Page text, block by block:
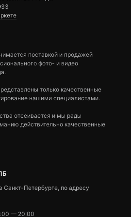
поставкой и продажей
фото- и видео
только качественные
нашими специалистами.
отсеивается и мы рады
действительно качественные
Санкт-Петербурге, по адресу
— 20:00